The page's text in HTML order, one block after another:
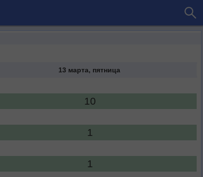
13 марта, пятница
10
1
1